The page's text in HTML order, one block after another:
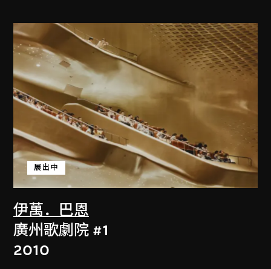
伊萬．巴恩
展出中
廣州歌劇院 #1
2010